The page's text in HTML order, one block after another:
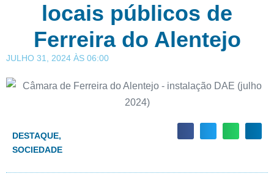
locais públicos de
Ferreira do Alentejo
JULHO 31, 2024 ÀS 06:00
DESTAQUE,
SOCIEDADE